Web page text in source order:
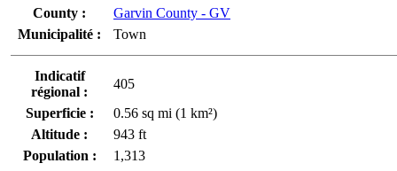
County :
Garvin County - GV
Municipalité :
Town
Indicatif
régional :
405
Superficie :
0.56 sq mi (1 km²)
Altitude :
943 ft
Population :
1,313